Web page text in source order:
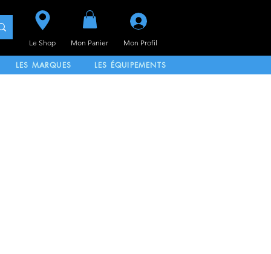
Le Shop Mon Panier Mon Profil
LES MARQUES LES ÉQUIPEMENTS